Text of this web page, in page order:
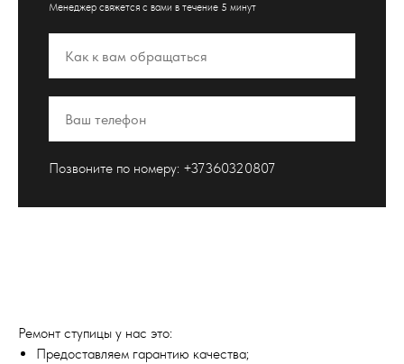
Менеджер свяжется с вами в течение 5 минут
Позвоните по номеру: +37360320807
Ремонт ступицы у нас это:
Предоставляем гарантию качества;